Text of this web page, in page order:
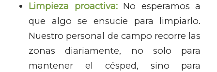
Limpieza proactiva:No esperamos a
que algo se ensucie para limpiarlo.
Nuestro personal de campo recorre las
zonas diariamente, no solo para
mantener el césped, sino para